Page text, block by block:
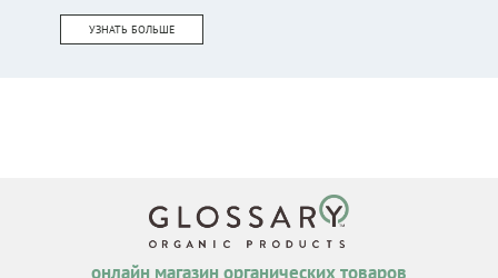
УЗНАТЬ БОЛЬШЕ
онлайн магазин органических товаров